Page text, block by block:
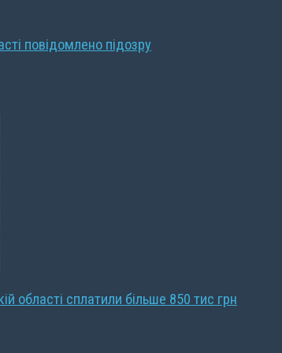
повідомлено підозру
області сплатили більше 850 тис грн